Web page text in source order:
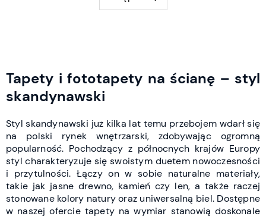
Tapety i fototapety na ścianę – styl
skandynawski
Styl skandynawski już kilka lat temu przebojem wdarł się
na polski rynek wnętrzarski, zdobywając ogromną
popularność. Pochodzący z północnych krajów Europy
styl charakteryzuje się swoistym duetem nowoczesności
i przytulności. Łączy on w sobie naturalne materiały,
takie jak jasne drewno, kamień czy len, a także raczej
stonowane kolory natury oraz uniwersalną biel. Dostępne
w naszej ofercie tapety na wymiar stanowią doskonale